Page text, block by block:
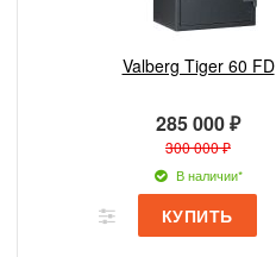
Valberg Tiger 60 FD
285 000 ₽
300 000 ₽
В наличии*